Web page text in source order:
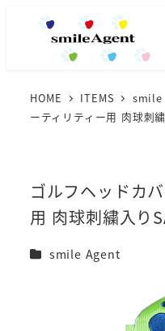
HOME ITEMS smile
ーティリティー用 肉球刺
ゴルフヘッドカ
用 肉球刺繍入り
カテゴリー
smile Agent